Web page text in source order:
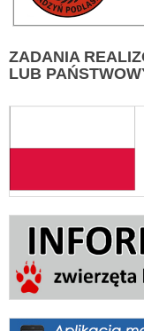
ZADANIA
LUB